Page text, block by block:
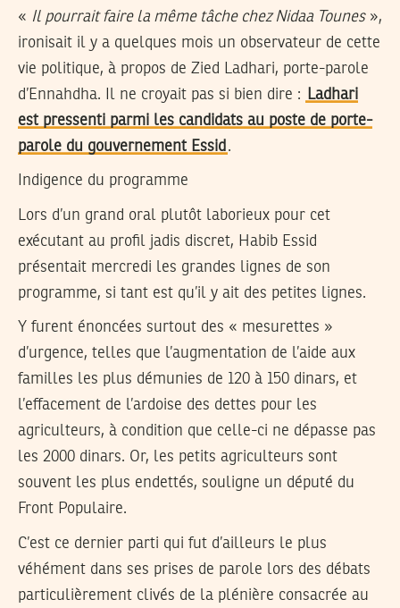
« Il pourrait faire la même tâche chez Nidaa Tounes»,
ironisait il y a quelques mois un observateur de cette
vie politique, à propos de Zied Ladhari, porte-parole
d’Ennahdha. Il ne croyait pas si bien dire :
Ladhari
est pressenti parmi les candidats au poste de porte-
parole du gouvernement Essid .
Indigence du programme
Lors d’un grand oral plutôt laborieux pour cet
exécutant au profil jadis discret, Habib Essid
présentait mercredi les grandes lignes de son
programme, si tant est qu’il y ait des petites lignes.
Y furent énoncées surtout des « mesurettes »
d’urgence, telles que l’augmentation de l’aide aux
familles les plus démunies de 120 à 150 dinars, et
l’effacement de l’ardoise des dettes pour les
agriculteurs, à condition que celle-ci ne dépasse pas
les 2000 dinars. Or, les petits agriculteurs sont
souvent les plus endettés, souligne un député du
Front Populaire.
C’est ce dernier parti qui fut d’ailleurs le plus
véhément dans ses prises de parole lors des débats
particulièrement clivés de la plénière consacrée au